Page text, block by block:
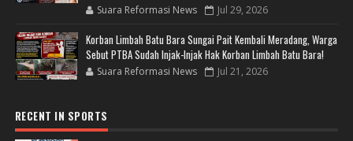
Suara Reformasi News Jul 29, 2026
Korban Limbah Batu Bara Sungai Pait Kembali Meradang, Warga
Sebut PTBA Sudah Injak-Injak Hak Korban Limbah Batu Bara!
Suara Reformasi News Jul 21, 2026
RECENT IN SPORTS